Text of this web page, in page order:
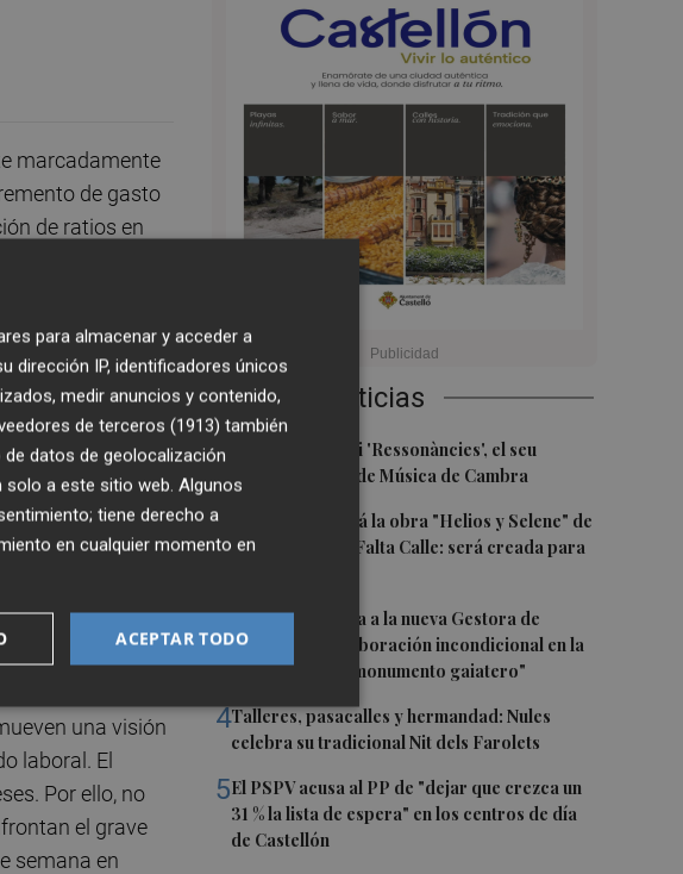
Últimas Noticias
1
Culla estrena hui 'Ressonàncies', el seu
primer Festival de Música de Cambra
2
Castelló acogerá la obra "Helios y Selene" de
la compañía Te Falta Calle: será creada para
3Castelló traslada a la nueva Gestora de
Gaiates su "colaboración incondicional en la
promoción del monumento gaiatero"
4Talleres, pasacalles y hermandad: Nules
celebra su tradicional Nit dels Farolets
5El PSPV acusa al PP de "dejar que crezca un
31 % la lista de espera" en los centros de día
de Castellón
marcadamente
de gasto
de ratios en
visión de la
al alumnado
el poder de
unos pocos. El
del profesorado
socavando de
valenciano
indefinida
el
la
una visión
laboral. El
Por ello, no
el grave
semana en
para almacenar y acceder a
dirección IP, identificadores únicos
medir anuncios y contenido,
de terceros (1913) también
datos de geolocalización
a este sitio web. Algunos
tiene derecho a
en cualquier momento en
ACEPTAR TODO